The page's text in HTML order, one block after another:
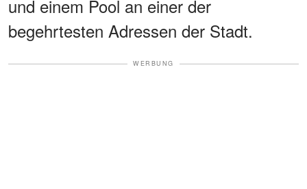
und einem Pool an einer der
begehrtesten Adressen der Stadt.
WERBUNG